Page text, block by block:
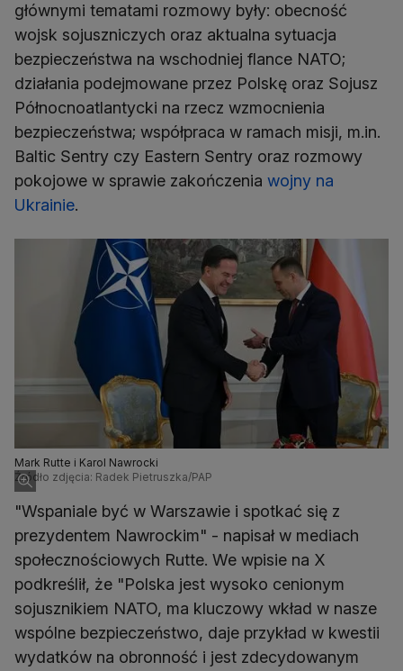
głównymi tematami rozmowy były: obecność
wojsk sojuszniczych oraz aktualna sytuacja
bezpieczeństwa na wschodniej flance NATO;
działania podejmowane przez Polskę oraz Sojusz
Północnoatlantycki na rzecz wzmocnienia
bezpieczeństwa; współpraca w ramach misji, m.in.
Baltic Sentry czy Eastern Sentry oraz rozmowy
pokojowe w sprawie zakończenia wojny na
Ukrainie.
Mark Rutte i Karol Nawrocki
Źródło zdjęcia: Radek Pietruszka/PAP
"Wspaniale być w Warszawie i spotkać się z
prezydentem Nawrockim" - napisał w mediach
społecznościowych Rutte. We wpisie na X
podkreślił, że "Polska jest wysoko cenionym
sojusznikiem NATO, ma kluczowy wkład w nasze
wspólne bezpieczeństwo, daje przykład w kwestii
wydatków na obronność i jest zdecydowanym